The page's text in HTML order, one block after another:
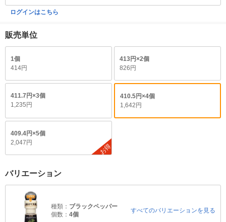
ログインはこちら
販売単位
1個
414円
413円×2個
826円
411.7円×3個
1,235円
410.5円×4個
1,642円
409.4円×5個
2,047円
お得
バリエーション
種類： ブラックペッパー
個数： 4個
すべてのバリエーションを見る